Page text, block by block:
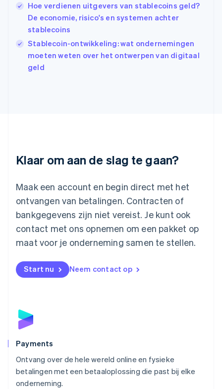
Hoe verdienen uitgevers van stablecoins geld?
De economie, risico's en systemen achter
stablecoins
Stablecoin-ontwikkeling: wat ondernemingen
moeten weten over het ontwerpen van digitaal
geld
Klaar om aan de slag te gaan?
Maak een account en begin direct met het
ontvangen van betalingen. Contracten of
bankgegevens zijn niet vereist. Je kunt ook
contact met ons opnemen om een pakket op
maat voor je onderneming samen te stellen.
Start nu Neem contact op
Payments
Ontvang over de hele wereld online en fysieke
betalingen met een betaaloplossing die past bij elke
onderneming.
India
English
Italië
Italiano English
日本語English
Kroatië
FrançaisDeutschEnglish
English
Malta
English
Mexico
Nederland
NederlandsEnglish
English
Noorwegen
Polen
English
Português
English
Singapore
English简体中文